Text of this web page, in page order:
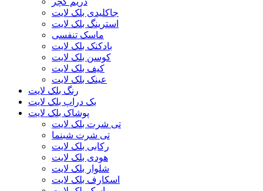
جاکلیدی بلک لایت
استرینگ بلک لایت
ماسک تنفسی
بادکنک بلک لایت
کوسن بلک لایت
کیف بلک لایت
عینک بلک لایت
رنگ بلک لایت
بک دراپ بلک لایت
پوشاک بلک لایت
تی شرت بلک لایت
تی شرت شبنما
رکابی بلک لایت
هودی بلک لایت
شلوار بلک لایت
اسکارف بلک لایت